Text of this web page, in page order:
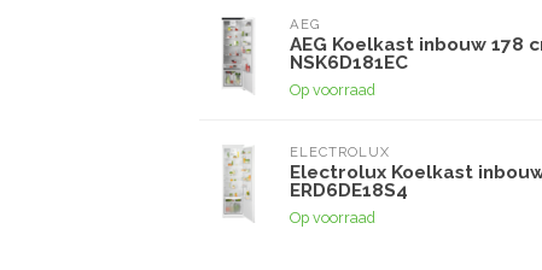
AEG
AEG Koelkast inbouw 178
NSK6D181EC
Op voorraad
ELECTROLUX
Electrolux Koelkast
ERD6DE18S4
Op voorraad